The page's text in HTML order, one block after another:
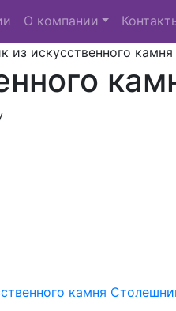
О компании
из искусственного камня
камня